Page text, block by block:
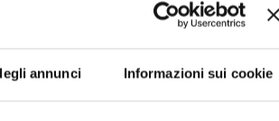
annunci Informazioni sui cookie